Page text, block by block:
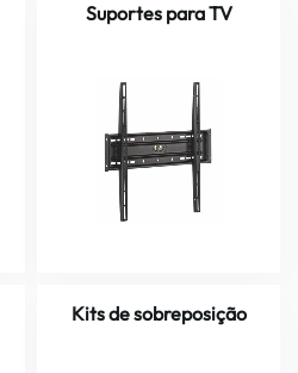
Suportes para TV
Kits de sobreposição